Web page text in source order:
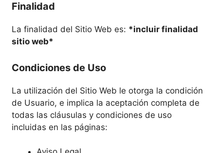
Finalidad
La finalidad del Sitio Web es: *incluir finalidad
sitio web*
Condiciones de Uso
La utilización del Sitio Web le otorga la condición
de Usuario, e implica la aceptación completa de
todas las cláusulas y condiciones de uso
incluidas en las páginas: